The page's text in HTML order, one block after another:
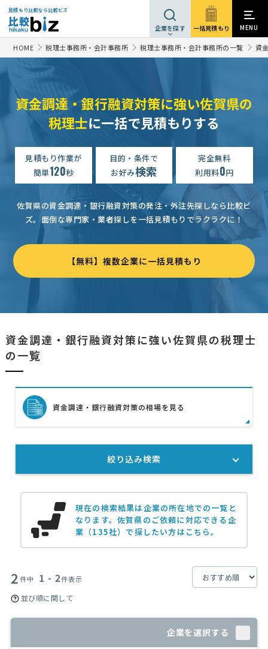
見積もり比較なら比較ビズ
企業を探す 一括見積もり MENU
HOME 税理士事務所・会計事務所 税理士事務所・会計事務所の一覧 資
資金調達・銀行融資対策に強い佐賀県の
税理士に一括で見積もりする
見積もり作業が
簡単120秒
目的・条件で
お好み検索
完全無料
利用料0円
佐賀県の資金調達・銀行融資対策の発注・外注先探しなら比較ビ
ズ。面倒な専門家・業者探しを一括見積もりでラクラクに！
【無料】複数企業に一括見積もり
資金調達・銀行融資対策に強い佐賀県の税理士
の一覧
現在の検索結果は企業の所在地での一覧と
なります。佐賀県のご依頼に対応できる企
業（135社）で探したい方はこちら。
2件中 1 - 2件表示
並び順に関して
企業を選択する
資金調達・銀行融資対策の相場を見る
絞り込み検索